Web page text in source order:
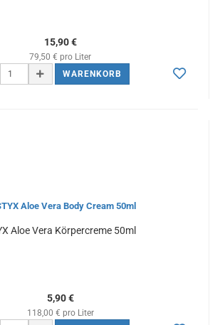
15,90 €
79,50 € pro Liter
WARENKORB
Aloe Vera Körpercreme 50ml
5,90 €
118,00 € pro Liter